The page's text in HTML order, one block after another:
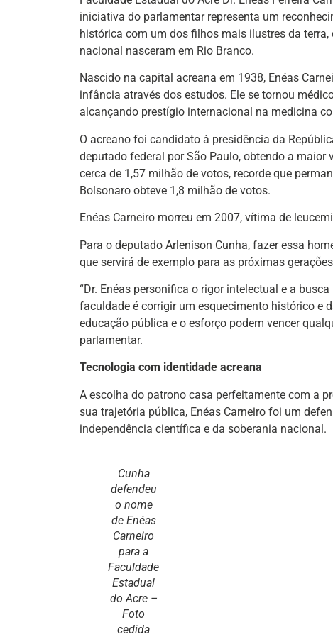
iniciativa do parlamentar representa um
histórica com um dos filhos mais ilustres da
nacional nasceram em Rio Branco.
Nascido na capital acreana em 1938, Enéas
infância através dos estudos. Ele se tornou
alcançando prestígio internacional na medicina
O acreano foi candidato à presidência da
deputado federal por São Paulo, obtendo a
cerca de 1,57 milhão de votos, recorde que
Bolsonaro obteve 1,8 milhão de votos.
Enéas Carneiro morreu em 2007, vítima de
Para o deputado Arlenison Cunha, fazer essa
que servirá de exemplo para as próximas
“Dr. Enéas personifica o rigor intelectual e a
faculdade é corrigir um esquecimento histórico e
educação pública e o esforço podem vencer
parlamentar.
Tecnologia com identidade acreana
A escolha do patrono casa perfeitamente com a
sua trajetória pública, Enéas Carneiro foi um
independência científica e da soberania nacional.
Cunha
defendeu
o nome
de Enéas
Carneiro
para a
Faculdade
Estadual
do Acre –
Foto
cedida